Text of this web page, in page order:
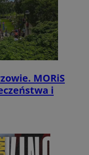
MORiS
i